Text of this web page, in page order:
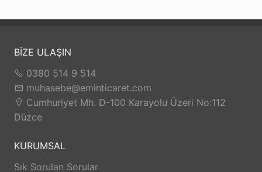
BİZE ULAŞIN
0380 514 9 514
muhasebe@eminticaret.com
Cumhuriyet Mh. D-100 Karayolu Üzeri No:112
Düzce
KURUMSAL
Sık Sorulan Sorular